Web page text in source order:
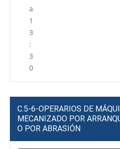
a
1
3
:
3
0
C.5-6-OPERARIOS DE
MECANIZADO POR
O POR ABRASIÓN